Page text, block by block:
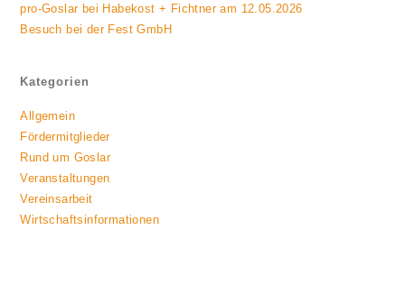
pro-Goslar bei Habekost + Fichtner am 12.05.2026
Besuch bei der Fest GmbH
Kategorien
Allgemein
Fördermitglieder
Rund um Goslar
Veranstaltungen
Vereinsarbeit
Wirtschaftsinformationen